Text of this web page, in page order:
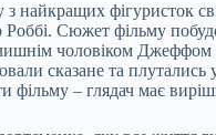
з найкращих фігуристок
Сюжет фільму
чоловіком Джеффом
сказане та
фільму – глядач має